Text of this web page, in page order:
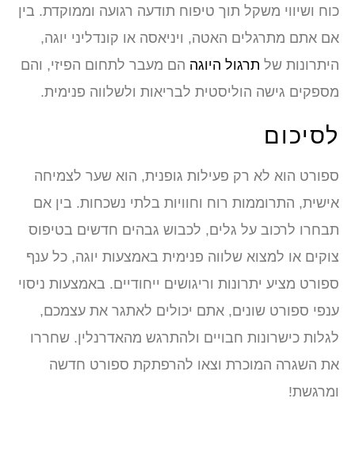
כוח ושיווי משקל תוך טיפוח תודעה רגועה וממוקדת. בין
אם אתם מתרגלים האטה, ויניאסה או קונדליני יוגה,
היתרונות של תרגול היוגה הם מעבר לתחום הפיזי, והם
מספקים גישה הוליסטית לבריאות ולשלווה פנימית.
לסיכום
ספורט הוא לא רק פעילות גופנית, הוא שער לצמיחה
אישית, התרוממות רוח וחוויות בלתי נשכחות. בין אם
תבחרו לרכוב על גלים, לכבוש גבהים חדשים בטיפוס
צוקים או למצוא שלווה פנימית באמצעות יוגה, כל ענף
ספורט מציע יתרונות וריגושים ייחודיים. באמצעות ניסוי
ענפי ספורט שונים, אתם יכולים לאתגר את עצמכם,
לגלות כישרונות חבויים ולהתרגש מהאדרנלין. שחררו
את השגרה המוכרת וצאו להרפתקת ספורט חדשה
ומרגשת!